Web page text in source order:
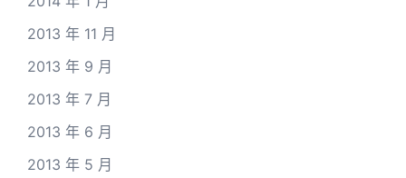
2013 年 11 月
2013 年 9 月
2013 年 7 月
2013 年 6 月
2013 年 5 月